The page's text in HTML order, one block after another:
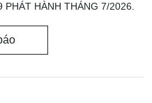
HÀNH THÁNG 7/2026.